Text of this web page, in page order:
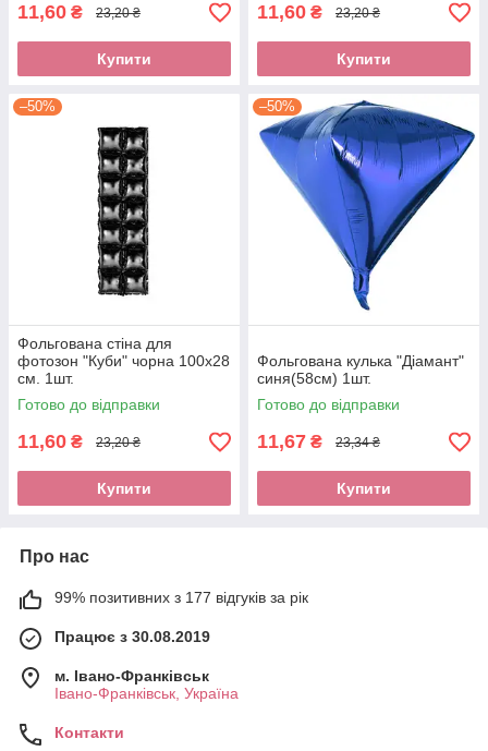
11,60 ₴ 23,20 ₴
Купити
11,60 ₴ 23,20 ₴
Купити
–50%
Фольгована стіна для
фотозон "Куби" чорна 100х28
см. 1шт.
Готово до відправки
11,60 ₴ 23,20 ₴
Купити
–50%
Фольгована кулька "Діамант"
синя(58см) 1шт.
Готово до відправки
11,67 ₴ 23,34 ₴
Купити
Про нас
99% позитивних з 177 відгуків за рік
Працює з 30.08.2019
м. Івано-Франківськ
Івано-Франківськ, Україна
Контакти